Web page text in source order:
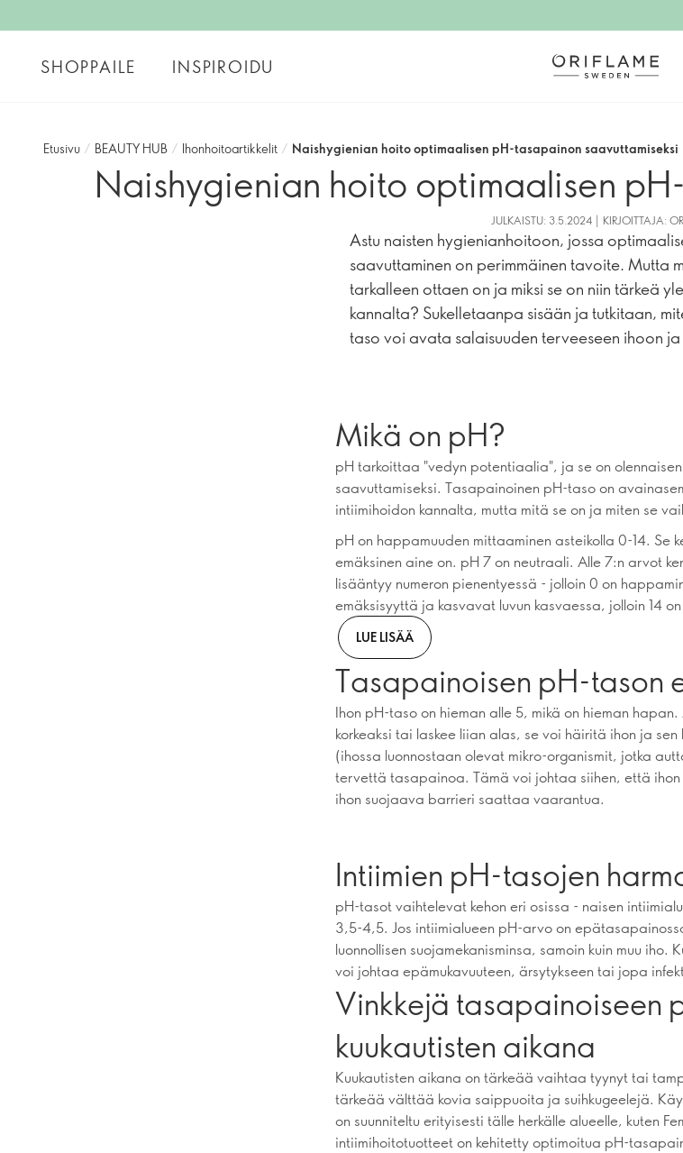
SHOPPAILE INSPIROIDU
Etusivu / BEAUTY HUB / Ihonhoitoartikkelit / Naishygienian hoito optimaalisen pH-tasapainon saavuttamiseksi
Naishygienian hoito optimaalisen
JULKAISTU: 3.5.2024 | KIRJOITTAJA:
Astu naisten hygienianhoitoon, jossa
saavuttaminen on perimmäinen tavoite. Mutta
tarkalleen ottaen on ja miksi se on niin tärkeä
kannalta? Sukelletaanpa sisään ja tutkitaan,
taso voi avata salaisuuden terveeseen ihoon
Mikä on pH?
pH tarkoittaa "vedyn potentiaalia", ja se on
saavuttamiseksi. Tasapainoinen pH-taso on
intiimihoidon kannalta, mutta mitä se on ja miten se
pH on happamuuden mittaaminen asteikolla 0-14. Se
emäksinen aine on. pH 7 on neutraali. Alle 7:n arvot
lisääntyy numeron pienentyessä - jolloin 0 on
emäksisyyttä ja kasvavat luvun kasvaessa, jolloin 14
LUE LISÄÄ
Tasapainoisen pH-tason
Ihon pH-taso on hieman alle 5, mikä on hieman
korkeaksi tai laskee liian alas, se voi häiritä ihon ja sen
(ihossa luonnostaan olevat mikro-organismit, jotka
tervettä tasapainoa. Tämä voi johtaa siihen, että
ihon suojaava barrieri saattaa vaarantua.
Intiimien pH-tasojen
pH-tasot vaihtelevat kehon eri osissa - naisen
3,5-4,5. Jos intiimialueen pH-arvo on
luonnollisen suojamekanisminsa, samoin kuin muu iho.
voi johtaa epämukavuuteen, ärsytykseen tai jopa
Vinkkejä tasapainoiseen
kuukautisten aikana
Kuukautisten aikana on tärkeää vaihtaa tyynyt tai
tärkeää välttää kovia saippuoita ja suihkugeelejä.
on suunniteltu erityisesti tälle herkälle alueelle, kuten
intiimihoitotuotteet on kehitetty optimoitua pH-